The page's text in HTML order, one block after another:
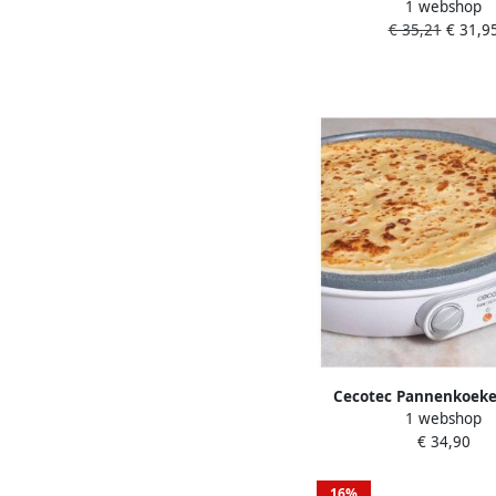
Elektrische
30 cm
1 webshop
€ 35,21€
Cecotec
Crepestone
1 webshop
€ 34,90